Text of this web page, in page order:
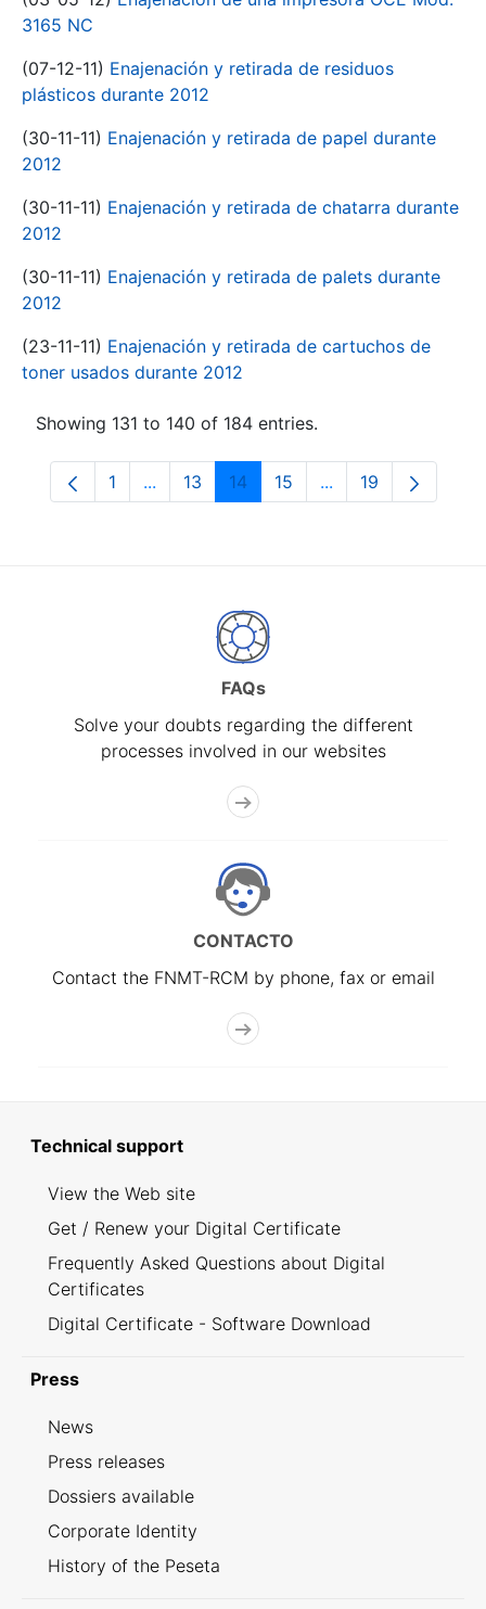
3165 NC
(07-12-11) Enajenación y retirada de residuos
plásticos durante 2012
(30-11-11) Enajenación y retirada de papel durante
2012
(30-11-11) Enajenación y retirada de chatarra durante
2012
(30-11-11) Enajenación y retirada de palets durante
2012
(23-11-11) Enajenación y retirada de cartuchos de
toner usados durante 2012
Showing 131 to 140 of 184 entries.
Page
1 ...Intermediate Pages Use TAB to navigate.
Page
13 Page
14 Page
15 ...Intermediate
Page
19
FAQs
Solve your doubts regarding the different
processes involved in our websites
CONTACTO
Contact the FNMT-RCM by phone, fax or email
Technical support
View the Web site
Get / Renew your Digital Certificate
Frequently Asked Questions about Digital
Certificates
Digital Certificate - Software Download
Press
News
Press releases
Dossiers available
Corporate Identity
History of the Peseta